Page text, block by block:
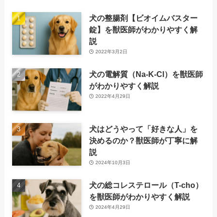
犬の整腸剤【ビオイムバスター
錠】を獣医師がわかりやすく解
説
2022年3月2日
犬の電解質（Na-K-Cl）を獣医師
がわかりやすく解説
2022年4月29日
犬はどうやって「好きな人」を
決めるのか？獣医師が丁寧に解
説
2024年10月3日
犬の総コレステロール（T-cho）
を獣医師がわかりやすく解説
2024年4月29日